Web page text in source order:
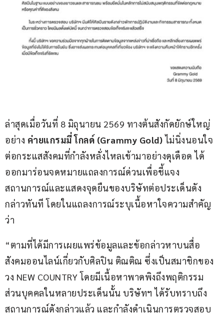
ล่าสุดเมื่อวันที่ 8 มิถุนายน 2569 ทางต้นสังกัดยักษ์ใหญ่
อย่าง ค่ายแกรมมี่ โกลด์ (Grammy Gold) ไม่นิ่งนอนใจ
ต่อกระแสสังคมที่กำลังหลั่งไหลเข้ามาอย่างดุเดือด ได้
ออกมาร่อนจดหมายแถลงการณ์ด่วนเพื่อชี้แจง
สถานการณ์และแสดงจุดยืนของบริษัทต่อประเด็นดัง
กล่าวทันที โดยในแถลงการณ์ระบุเนื้อหาใจความสำคัญ
ว่า
“ตามที่ได้มีการเผยแพร่ข้อมูลและข้อกล่าวหาบนสื่อ
สังคมออนไลน์เกี่ยวกับศิลปิน ติณติณ ซึ่งเป็นสมาชิกของ
วง NEW COUNTRY โดยมีเนื้อหาพาดพิงถึงพฤติกรรม
ส่วนบุคคลในหลายประเด็นนั้น บริษัทฯ ได้รับทราบถึง
สถานการณ์ดังกล่าวแล้ว และกำลังดำเนินการตรวจสอบ